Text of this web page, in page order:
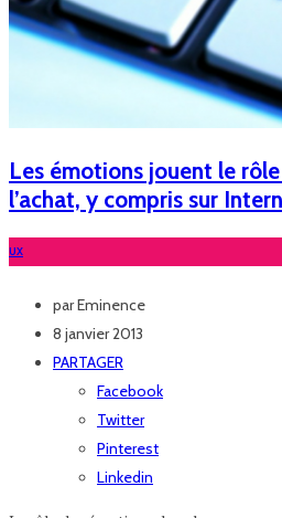
Les émotions jouent le
l’achat, y compris sur
UX
parEminence
8 janvier 2013
PARTAGER
Facebook
Twitter
Pinterest
Linkedin